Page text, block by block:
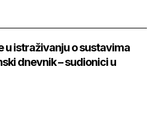
u istraživanju o sustavima
dnevnik – sudionici u